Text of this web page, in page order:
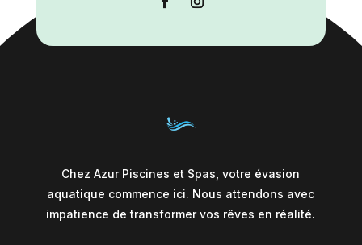
Chez Azur Piscines et Spas, votre évasion
aquatique commence ici. Nous attendons avec
impatience de transformer vos rêves en réalité.